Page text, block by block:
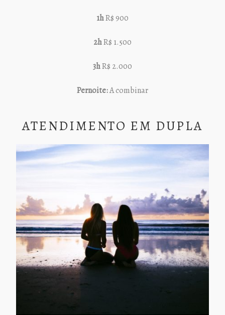
1hR$ 900
2hR$ 1.500
3hR$ 2.000
Pernoite:A combinar
ATENDIMENTO EM DUPLA